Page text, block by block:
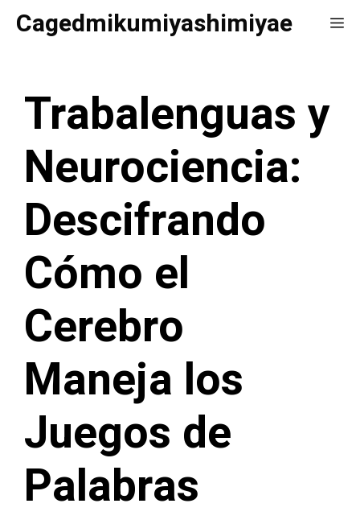
SaltarCagedmikumiyashimiyae
Trabalenguas y
Neurociencia:
Descifrando
Cómo el
Cerebro
Maneja los
Juegos de
Palabras